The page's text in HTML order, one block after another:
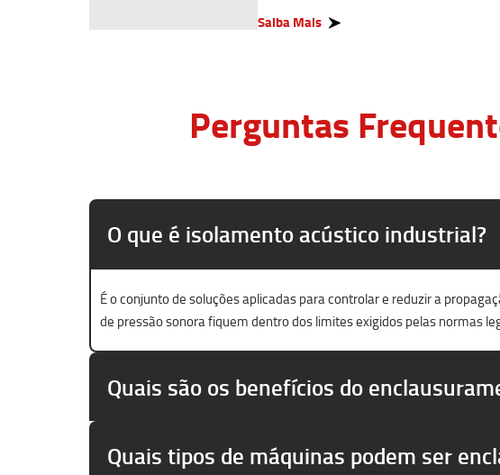
Saiba Mais
Perguntas
O que é isolamento acústico industrial?
É o conjunto de soluções aplicadas para controlar e reduzir a
de pressão sonora fiquem dentro dos limites exigidos pelas normas
Quais são os benefícios do
Quais tipos de máquinas podem ser